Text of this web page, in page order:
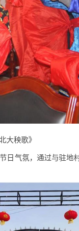
大秧歌》
日气氛，通过与驻地